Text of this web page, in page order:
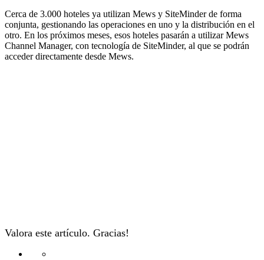
Cerca de 3.000 hoteles ya utilizan Mews y SiteMinder de forma
conjunta, gestionando las operaciones en uno y la distribución en el
otro. En los próximos meses, esos hoteles pasarán a utilizar Mews
Channel Manager, con tecnología de SiteMinder, al que se podrán
acceder directamente desde Mews.
Valora este artículo. Gracias!